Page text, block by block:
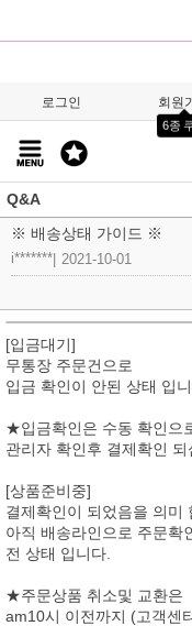
로그인 회원
6종
Q&A
※ 배송상태 가이드 ※
i******* 2021-10-01
[입금대기]
무통장 주문건으로
입금 확인이 안된 상태 입니
★입금확인은 수동 확인으
관리자 확인후 결제확인 되
[상품준비중]
결제확인이 되었음을 의미
아직 배송라인으로 주문확
전 상태 입니다.
★주문상품 취소및 교환은
am10시 이전까지 (고객센